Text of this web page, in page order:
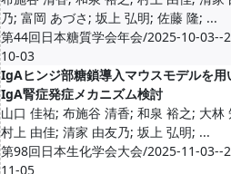
乃; 富岡 あづさ; 坂上 弘明; 佐藤 隆; ...
第44回日本糖質学会年会/2025-10-03--
10-03
IgAヒンジ部糖鎖導入マウスモデルを用
IgA腎症発症メカニズム検討
山口 佳祐; 布施谷 清香; 和泉 裕之; 大林
村上 由佳; 清家 由友乃; 坂上 弘明; ...
第98回日本生化学会大会/2025-11-03--
11-05